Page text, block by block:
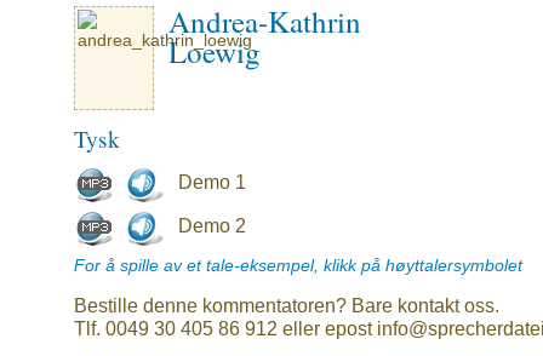
Andrea-Kathrin
Loewig
Tysk
Demo 1
Demo 2
For å spille av et tale-eksempel, klikk på høyttalersymbolet
Bestille denne kommentatoren? Bare kontakt oss.
Tlf. 0049 30 405 86 912 eller epost